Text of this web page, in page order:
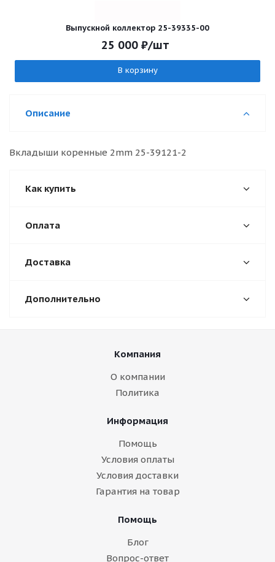
Выпускной коллектор 25-39335-00
25 000 ₽/шт
В корзину
Описание
Вкладыши коренные 2mm 25-39121-2
Как купить
Оплата
Доставка
Дополнительно
Компания
О компании
Политика
Информация
Помощь
Условия оплаты
Условия доставки
Гарантия на товар
Помощь
Блог
Вопрос-ответ